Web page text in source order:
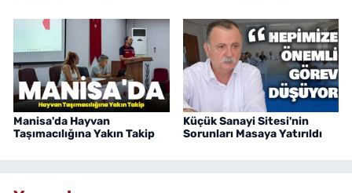
Manisa'da Hayvan
Taşımacılığına Yakın Takip
Küçük Sanayi Sitesi'nin
Sorunları Masaya Yatırıldı